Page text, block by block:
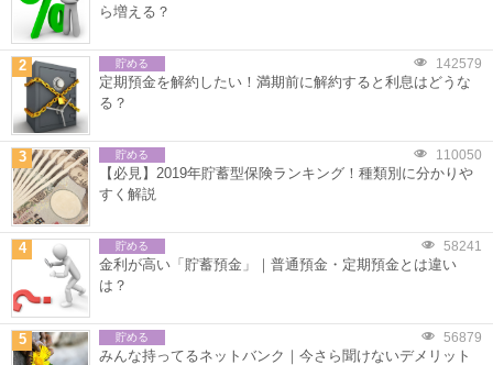
ら増える？
2 貯める 142579
定期預金を解約したい！満期前に解約すると利息はどうな
る？
3 貯める 110050
【必見】2019年貯蓄型保険ランキング！種類別に分かりや
すく解説
4 貯める 58241
金利が高い「貯蓄預金」｜普通預金・定期預金とは違い
は？
5 貯める 56879
みんな持ってるネットバンク｜今さら聞けないデメリット